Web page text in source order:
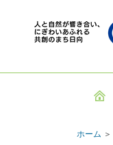
ホーム ＞